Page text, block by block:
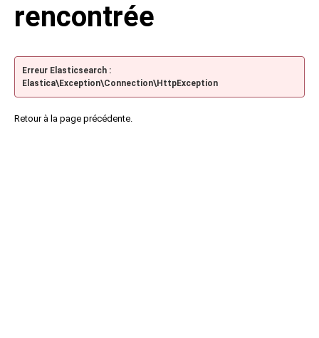
rencontrée
Erreur Elasticsearch :
Elastica\Exception\Connection\HttpException
Retour à la page précédente.